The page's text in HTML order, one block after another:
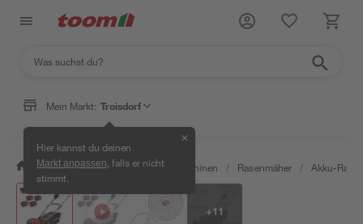
Mein Markt: Troisdorf
Hier kannst du deinen
Markt anpassen , falls er nicht
stimmt.
✕
/ Garten & Freizeit / Gartenmaschinen / Rasenmäher / Akku-
+11